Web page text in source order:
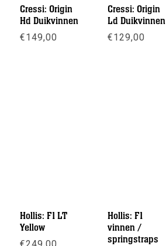
Cressi: Origin
Hd Duikvinnen
€149,00
Cressi: Origin
Ld Duikvinnen
€129,00
Hollis: F1 LT
Yellow
Hollis: F1
vinnen /
springstraps